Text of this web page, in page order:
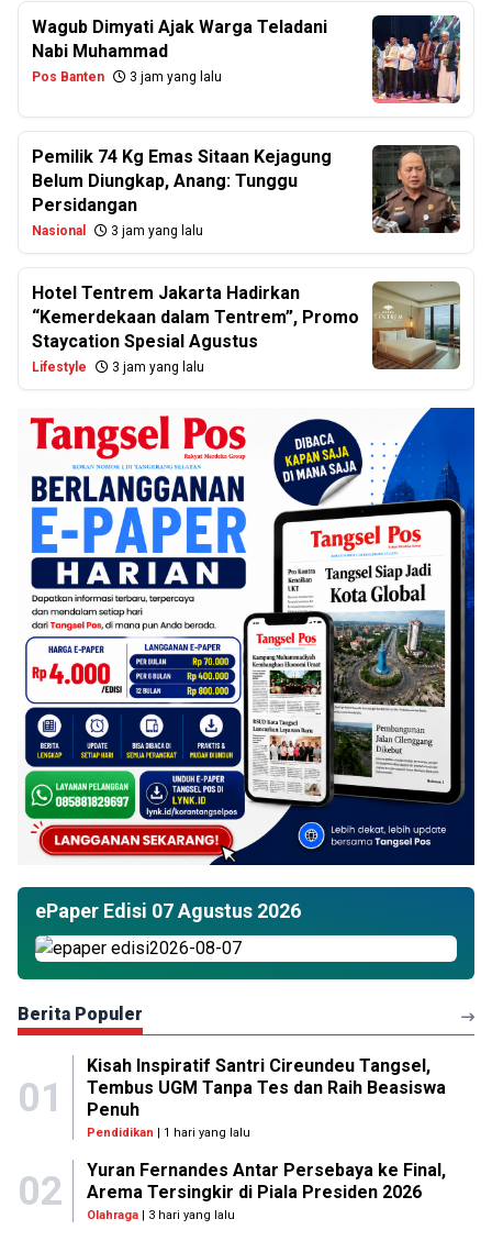
Wagub Dimyati Ajak Warga Teladani
Nabi Muhammad
Pos Banten 3 jam yang lalu
Pemilik 74 Kg Emas Sitaan Kejagung
Belum Diungkap, Anang: Tunggu
Persidangan
Nasional 3 jam yang lalu
Hotel Tentrem Jakarta Hadirkan
“Kemerdekaan dalam Tentrem”, Promo
Staycation Spesial Agustus
Lifestyle 3 jam yang lalu
ePaper Edisi 07 Agustus 2026
Berita Populer
01
Kisah Inspiratif Santri Cireundeu Tangsel,
Tembus UGM Tanpa Tes dan Raih Beasiswa
Penuh
Pendidikan | 1 hari yang lalu
02
Yuran Fernandes Antar Persebaya ke Final,
Arema Tersingkir di Piala Presiden 2026
Olahraga| 3 hari yang lalu